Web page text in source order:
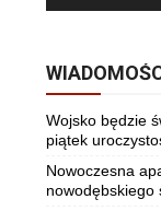
Wojsko będzie
piątek
Nowoczesna
nowodębskiego